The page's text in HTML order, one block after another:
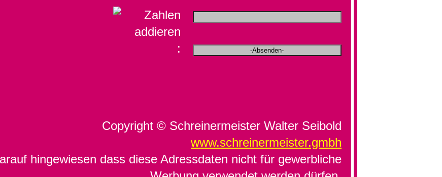
:
Copyright © Schreinermeister Walter Seibold
www.schreinermeister.gmbh
hingewiesen dass diese Adressdaten nicht für gewerbliche